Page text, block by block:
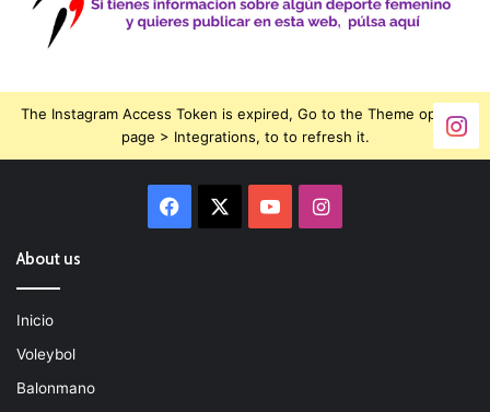
The Instagram Access Token is expired, Go to the Theme options
page > Integrations, to to refresh it.
Facebook YouTubeInstagram
About us
Inicio
Voleybol
Balonmano